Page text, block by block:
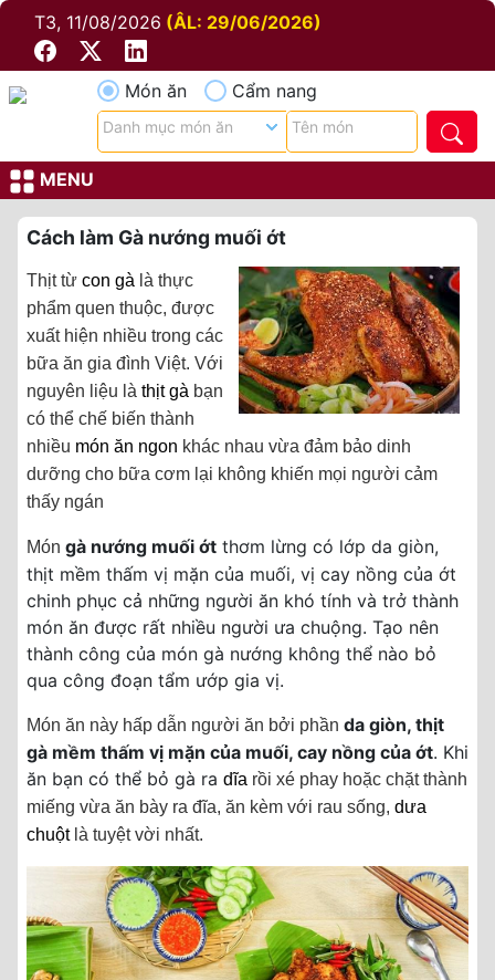
T3, 11/08/2026 (ÂL: 29/06/2026)
Món ăn Cẩm nang
MENU
Cách làm Gà nướng muối ớt
Thịt từ con gà là thực
phẩm quen thuộc, được
xuất hiện nhiều trong các
bữa ăn gia đình Việt. Với
nguyên liệu là thịt gà bạn
có thể chế biến thành
nhiều món ăn ngon khác nhau vừa đảm bảo dinh
dưỡng cho bữa cơm lại không khiến mọi người cảm
thấy ngán
Món gà nướng muối ớt thơm lừng có lớp da giòn,
thịt mềm thấm vị mặn của muối, vị cay nồng của ớt
chinh phục cả những người ăn khó tính và trở thành
món ăn được rất nhiều người ưa chuộng. Tạo nên
thành công của món gà nướng không thể nào bỏ
qua công đoạn tẩm ướp gia vị.
Món ăn này hấp dẫn người ăn bởi phần da giòn, thịt
gà mềm thấm vị mặn của muối, cay nồng của ớt. Khi
ăn bạn có thể bỏ gà ra dĩa rồi xé phay hoặc chặt thành
miếng vừa ăn bày ra đĩa, ăn kèm với rau sống, dưa
chuộtlà tuyệt vời nhất.